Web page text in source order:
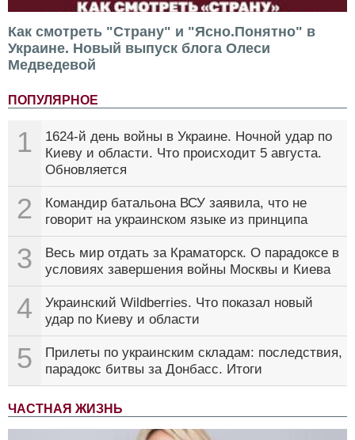
Как смотреть "Страну" и "Ясно.Понятно" в
Украине. Новый выпуск блога Олеси
Медведевой
ПОПУЛЯРНОЕ
1
1624-й день войны в Украине. Ночной удар по
Киеву и области. Что происходит 5 августа.
Обновляется
2
Командир батальона ВСУ заявила, что не
говорит на украинском языке из принципа
3
Весь мир отдать за Краматорск. О парадоксе в
условиях завершения войны Москвы и Киева
4
Украинский Wildberries. Что показал новый
удар по Киеву и области
5
Прилеты по украинским складам: последствия,
парадокс битвы за Донбасс. Итоги
ЧАСТНАЯ ЖИЗНЬ